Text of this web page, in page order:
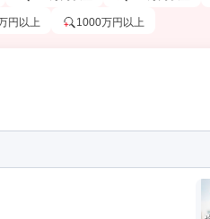
円以上 1000万円以上